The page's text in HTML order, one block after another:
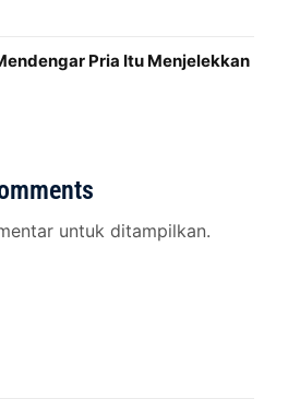
Pria Itu Menjelekkan
untuk ditampilkan.